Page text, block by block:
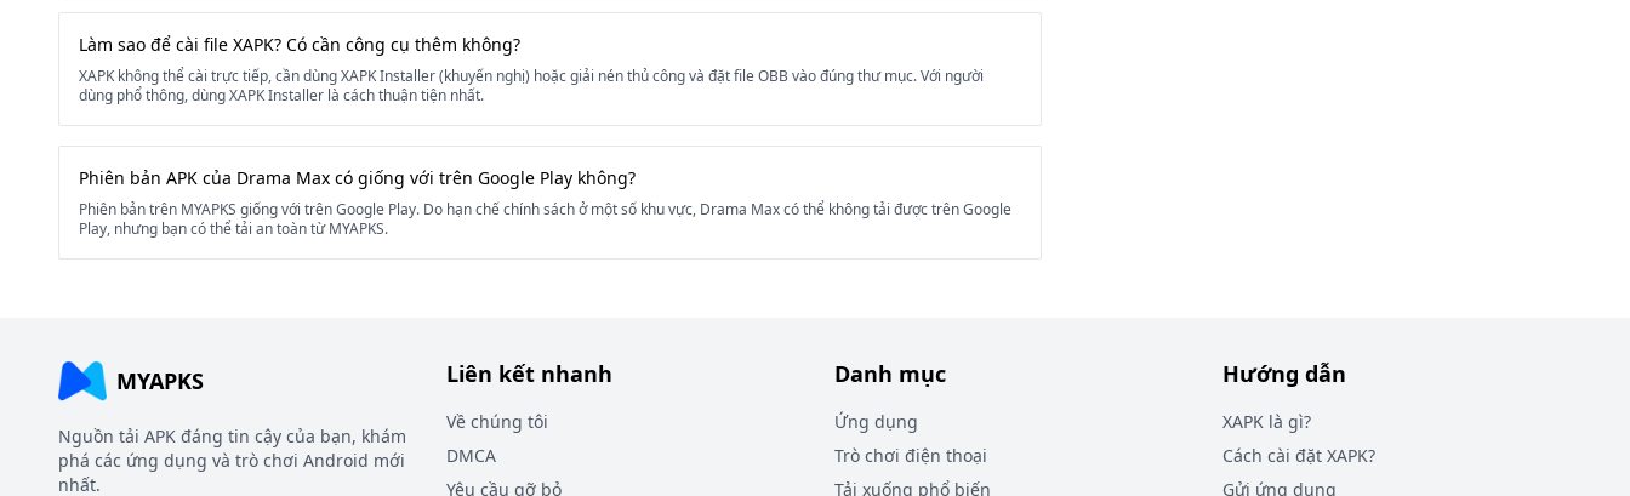
Làm sao để cài file XAPK? Có cần công cụ thêm không?
XAPK không thể cài trực tiếp, cần dùng XAPK Installer (khuyến nghị) hoặc giải nén thủ công và đặt file OBB vào đúng thư mục. Với người
dùng phổ thông, dùng XAPK Installer là cách thuận tiện nhất.
Phiên bản APK của Drama Max có giống với trên Google Play không?
Phiên bản trên MYAPKS giống với trên Google Play. Do hạn chế chính sách ở một số khu vực, Drama Max có thể không tải được trên Google
Play, nhưng bạn có thể tải an toàn từ MYAPKS.
MYAPKS
Nguồn tải APK đáng tin cậy của bạn, khám
phá các ứng dụng và trò chơi Android mới
nhất.
Liên kết nhanh
Về chúng tôi
DMCA
Yêu cầu gỡ bỏ
Danh mục
Ứng dụng
Trò chơi điện thoại
Tải xuống phổ biến
Hướng dẫn
XAPK là gì?
Cách cài đặt XAPK?
Gửi ứng dụng